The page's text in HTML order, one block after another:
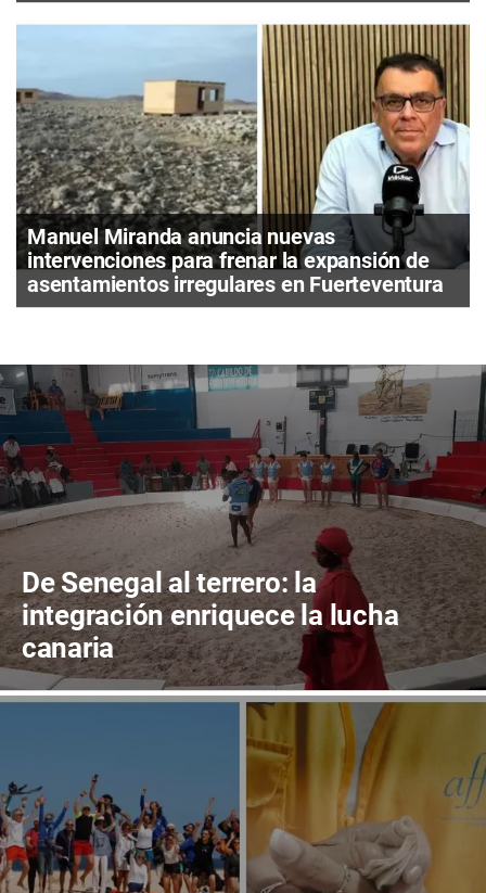
Manuel Miranda anuncia nuevas
intervenciones para frenar la expansión de
asentamientos irregulares en Fuerteventura
De Senegal al terrero: la
integración enriquece la lucha
canaria